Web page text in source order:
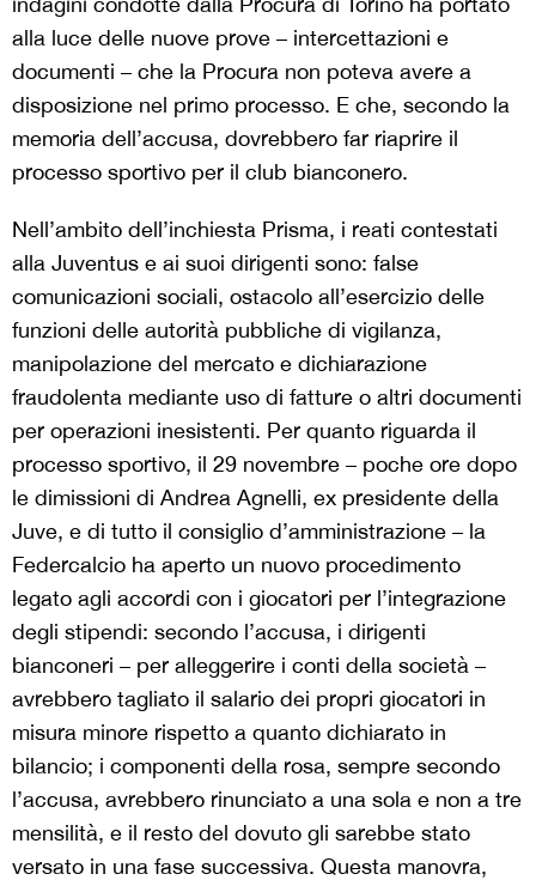
alla luce delle nuove prove – intercettazioni e
documenti – che la Procura non poteva avere a
disposizione nel primo processo. E che, secondo la
memoria dell’accusa, dovrebbero far riaprire il
processo sportivo per il club bianconero.
Nell’ambito dell’inchiesta Prisma, i reati contestati
alla Juventus e ai suoi dirigenti sono: false
comunicazioni sociali, ostacolo all’esercizio delle
funzioni delle autorità pubbliche di vigilanza,
manipolazione del mercato e dichiarazione
fraudolenta mediante uso di fatture o altri documenti
per operazioni inesistenti. Per quanto riguarda il
processo sportivo, il 29 novembre – poche ore dopo
le dimissioni di Andrea Agnelli, ex presidente della
Juve, e di tutto il consiglio d’amministrazione – la
Federcalcio ha aperto un nuovo procedimento
legato agli accordi con i giocatori per l’integrazione
degli stipendi: secondo l’accusa, i dirigenti
bianconeri – per alleggerire i conti della società –
avrebbero tagliato il salario dei propri giocatori in
misura minore rispetto a quanto dichiarato in
bilancio; i componenti della rosa, sempre secondo
l’accusa, avrebbero rinunciato a una sola e non a tre
mensilità, e il resto del dovuto gli sarebbe stato
versato in una fase successiva. Questa manovra,